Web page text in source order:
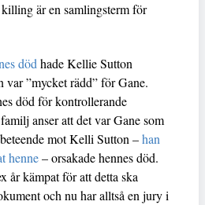
är en samlingsterm för
dödhade Kellie Sutton
var ”mycket rädd” för Gane.
död för kontrollerande
anser att det var Gane som
mot Kelli Sutton –han
henne– orsakade hennes död.
år kämpat för att detta ska
och nu har alltså en jury i